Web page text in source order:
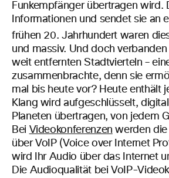
Funkempfänger übertragen wird.
Informationen und sendet sie an
frühen 20. Jahrhundert waren
und massiv. Und doch
weit entfernten Stadtvierteln –
zusammenbrachte, denn sie
mal bis heute vor? Heute enthält
Klang wird aufgeschlüsselt,
Planeten übertragen, von jedem
Bei Videokonferenzen werden die
über VoIP (Voice over Internet
wird Ihr Audio über das Internet
Die Audioqualität bei VoIP-